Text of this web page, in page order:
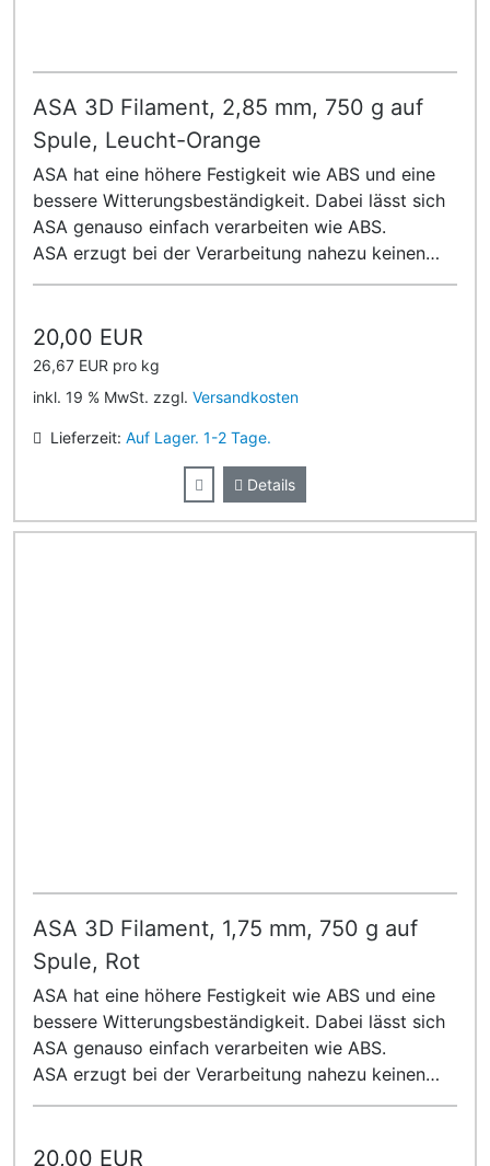
ASA 3D Filament, 2,85 mm, 750 g auf
Spule, Leucht-Orange
ASA hat eine höhere Festigkeit wie ABS und eine
bessere Witterungsbeständigkeit. Dabei lässt sich
ASA genauso einfach verarbeiten wie ABS.
ASA erzugt bei der Verarbeitung nahezu keinen
Geruch!
20,00 EUR
26,67 EUR pro kg
inkl. 19 % MwSt. zzgl. Versandkosten
Lieferzeit: Auf Lager. 1-2 Tage.
Details
ASA 3D Filament, 1,75 mm, 750 g auf
Spule, Rot
ASA hat eine höhere Festigkeit wie ABS und eine
bessere Witterungsbeständigkeit. Dabei lässt sich
ASA genauso einfach verarbeiten wie ABS.
ASA erzugt bei der Verarbeitung nahezu keinen
Geruch!
20,00 EUR